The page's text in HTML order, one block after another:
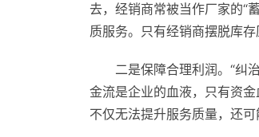
去，经销商常被当作厂家的“
质服务。只有经销商摆脱库
二是保障合理利润。“纠
金流是企业的血液，只有资
不仅无法提升服务质量，还